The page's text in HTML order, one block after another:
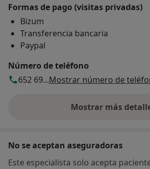
Formas de pago (visitas privadas)
Bizum
Transferencia bancaria
Paypal
Número de teléfono
652 69...Mostrar número de
Mostrar mássobre la
No se aceptan aseguradoras
Este especialista solo acepta